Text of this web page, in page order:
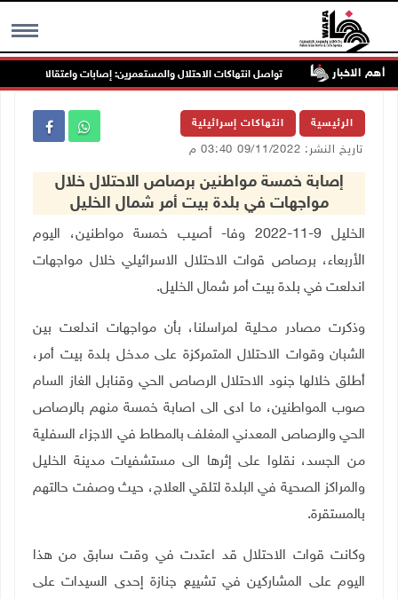
MENU أهم الاخبار
جنين تواصل انتهاكات الاحتلال والمستعمرين: إصابات واعتقالات
الرئيسية انتهاكات إسرائيلية
تاريخ النشر: 09/11/2022 03:40 م
إصابة خمسة مواطنين برصاص الاحتلال خلال
مواجهات في بلدة بيت أمر شمال الخليل
الخليل 9-11-2022 وفا- أصيب خمسة مواطنين، اليوم
الأربعاء، برصاص قوات الاحتلال الاسرائيلي خلال مواجهات
اندلعت في بلدة بيت أمر شمال الخليل.
وذكرت مصادر محلية لمراسلنا، بأن مواجهات اندلعت بين
الشبان وقوات الاحتلال المتمركزة على مدخل بلدة بيت أمر،
أطلق خلالها جنود الاحتلال الرصاص الحي وقنابل الغاز السام
صوب المواطنين، ما ادى الى اصابة خمسة منهم بالرصاص
الحي والرصاص المعدني المغلف بالمطاط في الاجزاء السفلية
من الجسد، نقلوا على إثرها الى مستشفيات مدينة الخليل
والمراكز الصحية في البلدة لتلقي العلاج، حيث وصفت حالتهم
بالمستقرة.
وكانت قوات الاحتلال قد اعتدت في وقت سابق من هذا
اليوم على المشاركين في تشييع جنازة إحدى السيدات على